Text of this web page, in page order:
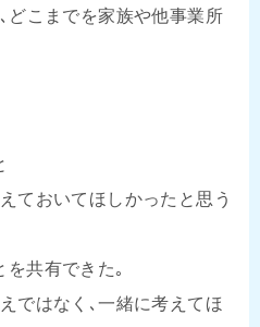
どこまでを家族や他事業所
ておいてほしかったと思う
を共有できた｡
ではなく､一緒に考えてほ